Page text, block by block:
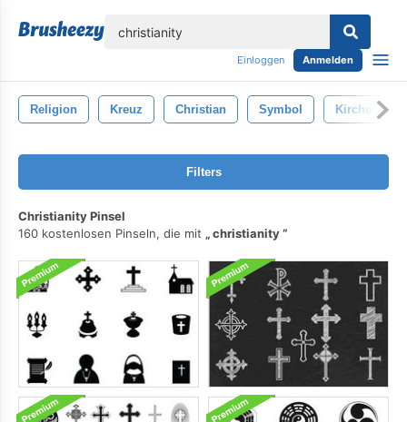
Einloggen Anmelden
Religion Kreuz Christian Symbol Kirche
Filters
Christianity Pinsel
160 kostenlosen Pinseln, die mit
christianity